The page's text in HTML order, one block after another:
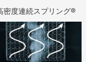
密度連続スプリング®